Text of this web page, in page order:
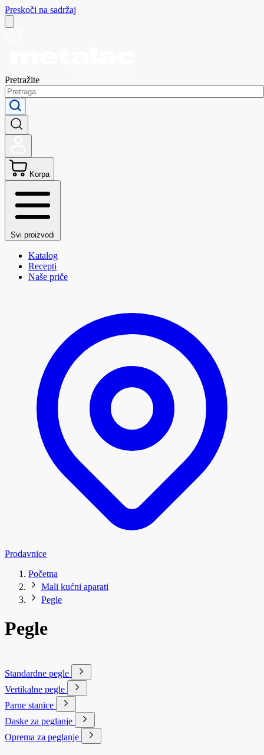
Preskoči na sadržaj
Pretražite
Korpa
Svi proizvodi
Katalog
Recepti
Naše priče
Prodavnice
Početna
Mali kućni aparati
Pegle
Pegle
Standardne pegle
Vertikalne pegle
Parne stanice
Daske za peglanje
Oprema za peglanje